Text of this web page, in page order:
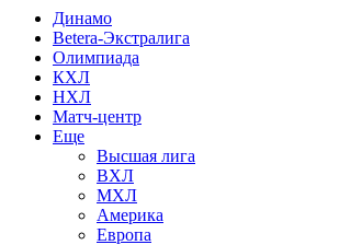
Динамо
Betera-Экстралига
Олимпиада
КХЛ
НХЛ
Матч-центр
Еще
Высшая лига
ВХЛ
МХЛ
Америка
Европа